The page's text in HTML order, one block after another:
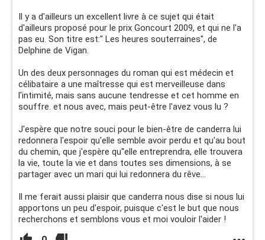
Il y a d'ailleurs un excellent livre à ce sujet qui était
d'ailleurs proposé pour le prix Goncourt 2009, et qui ne l'a
pas eu. Son titre est:" Les heures souterraines", de
Delphine de Vigan.
Un des deux personnages du roman qui est médecin et
célibataire a une maîtresse qui est merveilleuse dans
l'intimité, mais sans aucune tendresse et cet homme en
souffre. et nous avec, mais peut-être l'avez vous lu ?
J'espère que notre souci pour le bien-être de canderra lui
redonnera l'espoir qu'elle semble avoir perdu et qu'au bout
du chemin, que j'espère qu''elle entreprendra, elle trouvera
la vie, toute la vie et dans toutes ses dimensions, à se
partager avec un mari qui lui redonnera du rêve...
Il me ferait aussi plaisir que canderra nous dise si nous lui
apportons un peu d'espoir, puisque c'est le but que nous
recherchons et semblons vous et moi vouloir l'aider !